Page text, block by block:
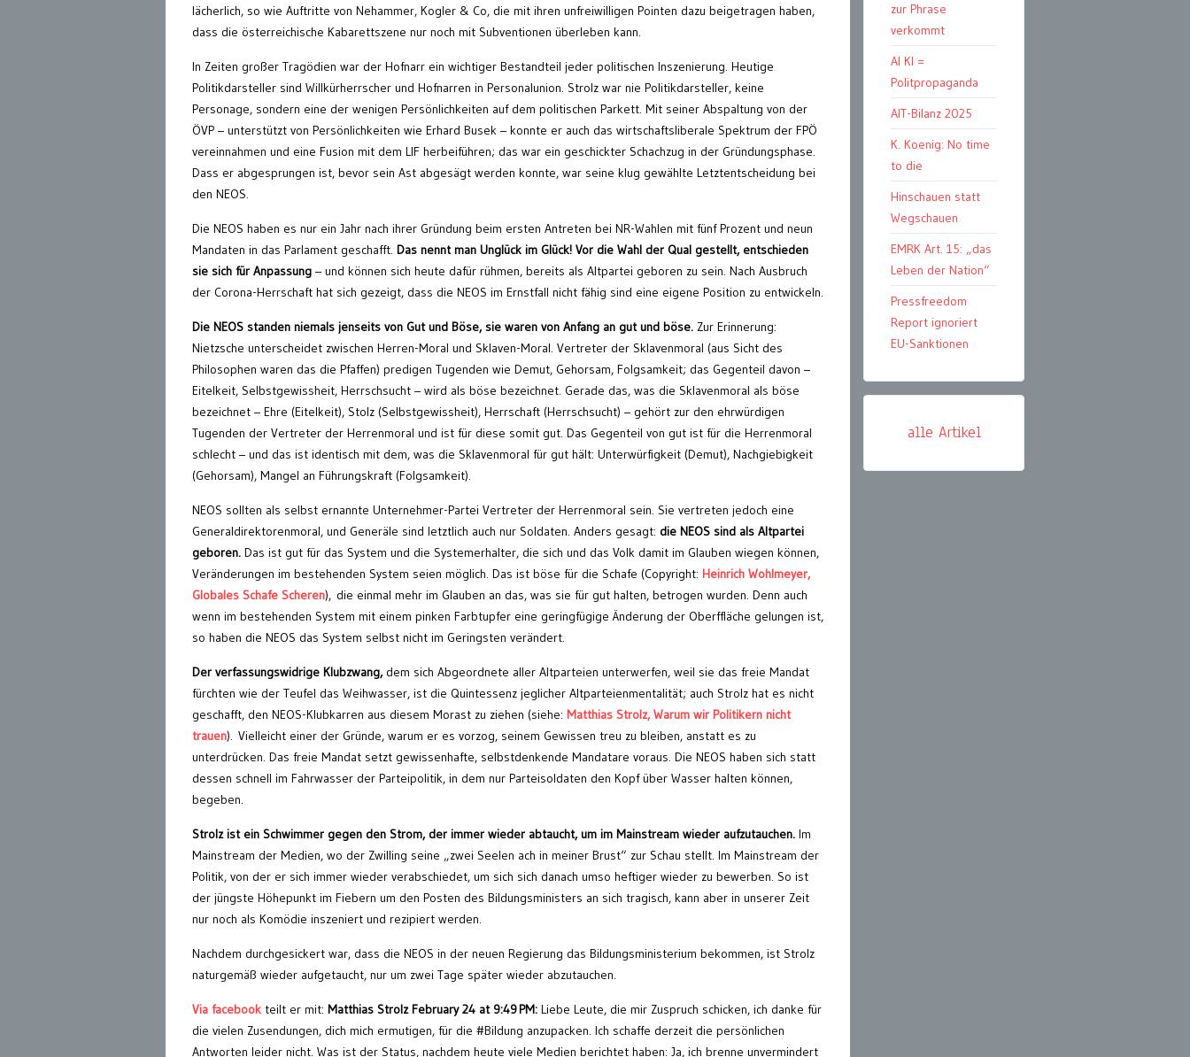
lächerlich, so wie Auftritte von Nehammer, Kogler & Co, die mit ihren unfreiwilligen Pointen dazu beigetragen haben,
dass die österreichische Kabarettszene nur noch mit Subventionen überleben kann.
In Zeiten großer Tragödien war der Hofnarr ein wichtiger Bestandteil jeder politischen Inszenierung. Heutige
Politikdarsteller sind Willkürherrscher und Hofnarren in Personalunion. Strolz war nie Politikdarsteller, keine
Personage, sondern eine der wenigen Persönlichkeiten auf dem politischen Parkett. Mit seiner Abspaltung von der
ÖVP – unterstützt von Persönlichkeiten wie Erhard Busek – konnte er auch das wirtschaftsliberale Spektrum der FPÖ
vereinnahmen und eine Fusion mit dem LIF herbeiführen; das war ein geschickter Schachzug in der Gründungsphase.
Dass er abgesprungen ist, bevor sein Ast abgesägt werden konnte, war seine klug gewählte Letztentscheidung bei
den NEOS.
Die NEOS haben es nur ein Jahr nach ihrer Gründung beim ersten Antreten bei NR-Wahlen mit fünf Prozent und neun
Mandaten in das Parlament geschafft. Das nennt man Unglück im Glück! Vor die Wahl der Qual gestellt, entschieden
sie sich für Anpassung – und können sich heute dafür rühmen, bereits als Altpartei geboren zu sein. Nach Ausbruch
der Corona-Herrschaft hat sich gezeigt, dass die NEOS im Ernstfall nicht fähig sind eine eigene Position zu entwickeln.
Die NEOS standen niemals jenseits von Gut und Böse, sie waren von Anfang an gut und böse. Zur Erinnerung:
Nietzsche unterscheidet zwischen Herren-Moral und Sklaven-Moral. Vertreter der Sklavenmoral (aus Sicht des
Philosophen waren das die Pfaffen) predigen Tugenden wie Demut, Gehorsam, Folgsamkeit; das Gegenteil davon –
Eitelkeit, Selbstgewissheit, Herrschsucht – wird als böse bezeichnet. Gerade das, was die Sklavenmoral als böse
bezeichnet – Ehre (Eitelkeit), Stolz (Selbstgewissheit), Herrschaft (Herrschsucht) – gehört zur den ehrwürdigen
Tugenden der Vertreter der Herrenmoral und ist für diese somit gut. Das Gegenteil von gut ist für die Herrenmoral
schlecht – und das ist identisch mit dem, was die Sklavenmoral für gut hält: Unterwürfigkeit (Demut), Nachgiebigkeit
(Gehorsam), Mangel an Führungskraft (Folgsamkeit).
NEOS sollten als selbst ernannte Unternehmer-Partei Vertreter der Herrenmoral sein. Sie vertreten jedoch eine
Generaldirektorenmoral, und Generäle sind letztlich auch nur Soldaten. Anders gesagt: die NEOS sind als Altpartei
geboren. Das ist gut für das System und die Systemerhalter, die sich und das Volk damit im Glauben wiegen können,
Veränderungen im bestehenden System seien möglich. Das ist böse für die Schafe (Copyright: Heinrich Wohlmeyer,
Globales Schafe Scheren), die einmal mehr im Glauben an das, was sie für gut halten, betrogen wurden. Denn auch
wenn im bestehenden System mit einem pinken Farbtupfer eine geringfügige Änderung der Oberffläche gelungen ist,
so haben die NEOS das System selbst nicht im Geringsten verändert.
Der verfassungswidrige Klubzwang,dem sich Abgeordnete aller Altparteien unterwerfen, weil sie das freie Mandat
fürchten wie der Teufel das Weihwasser, ist die Quintessenz jeglicher Altparteienmentalität; auch Strolz hat es nicht
geschafft, den NEOS-Klubkarren aus diesem Morast zu ziehen (siehe: Matthias Strolz, Warum wir Politikern nicht
trauen). Vielleicht einer der Gründe, warum er es vorzog, seinem Gewissen treu zu bleiben, anstatt es zu
unterdrücken. Das freie Mandat setzt gewissenhafte, selbstdenkende Mandatare voraus. Die NEOS haben sich statt
dessen schnell im Fahrwasser der Parteipolitik, in dem nur Parteisoldaten den Kopf über Wasser halten können,
begeben.
Strolz ist ein Schwimmer gegen den Strom, der immer wieder abtaucht, um im Mainstream wieder aufzutauchen. Im
Mainstream der Medien, wo der Zwilling seine „zwei Seelen ach in meiner Brust“ zur Schau stellt. Im Mainstream der
Politik, von der er sich immer wieder verabschiedet, um sich sich danach umso heftiger wieder zu bewerben. So ist
der jüngste Höhepunkt im Fiebern um den Posten des Bildungsministers an sich tragisch, kann aber in unserer Zeit
nur noch als Komödie inszeniert und rezipiert werden.
Nachdem durchgesickert war, dass die NEOS in der neuen Regierung das Bildungsministerium bekommen, ist Strolz
naturgemäß wieder aufgetaucht, nur um zwei Tage später wieder abzutauchen.
Via facebook teilt er mit: Matthias Strolz February 24 at 9:49 PM: Liebe Leute, die mir Zuspruch schicken, ich danke für
die vielen Zusendungen, dich mich ermutigen, für die #Bildung anzupacken. Ich schaffe derzeit die persönlichen
Antworten leider nicht. Was ist der Status, nachdem heute viele Medien berichtet haben: Ja, ich brenne unvermindert
zur Phrase
verkommt
AI KI =
Politpropaganda
AIT-Bilanz 2025
K. Koenig: No time
to die
Hinschauen statt
Wegschauen
EMRK Art. 15: „das
Leben der Nation“
Pressfreedom
Report ignoriert
EU-Sanktionen
alle Artikel